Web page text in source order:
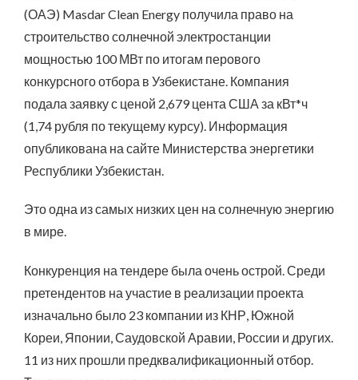
(ОАЭ) Masdar Clean Energy получила право на
строительство солнечной электростанции
мощностью 100 МВт по итогам перового
конкурсного отбора в Узбекистане. Компания
подала заявку с ценой 2,679 цента США за кВт*ч
(1,74 рубля по текущему курсу). Информация
опубликована на сайте Министерства энергетики
Республики Узбекистан.
Это одна из самых низких цен на солнечную энергию
в мире.
Конкуренция на тендере была очень острой. Среди
претендентов на участие в реализации проекта
изначально было 23 компании из КНР, Южной
Кореи, Японии, Саудовской Аравии, России и других.
11 из них прошли предквалификационный отбор.